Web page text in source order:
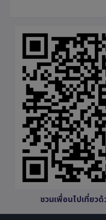
ชวนเพื่อนไปเที่ยว